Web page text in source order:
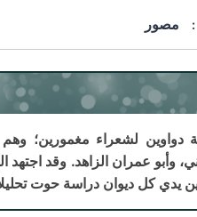
مصور
لشعراء مغمورين؛ وهم
وأبو عمران الزاهد. وقد
يدي كل ديوان دراسة حوت